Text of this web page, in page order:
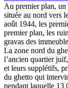
Au premier plan, un
située au nord vers
août 1944, les
premier plan, les
gravas des
La zone nord du
l’ancien quartier
et leurs supplétifs,
du ghetto qui
pendant laquelle 13